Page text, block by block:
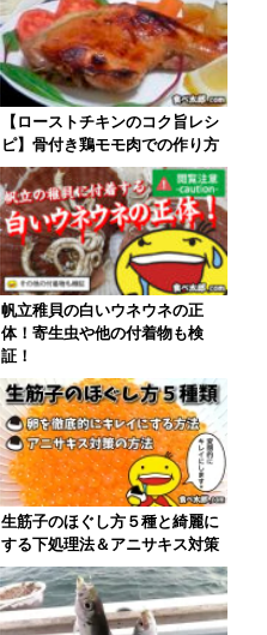
【ローストチキンのコク旨レシ
ピ】骨付き鶏モモ肉での作り方
帆立稚貝の白いウネウネの正
体！寄生虫や他の付着物も検
証！
生筋子のほぐし方５種と綺麗に
する下処理法＆アニサキス対策